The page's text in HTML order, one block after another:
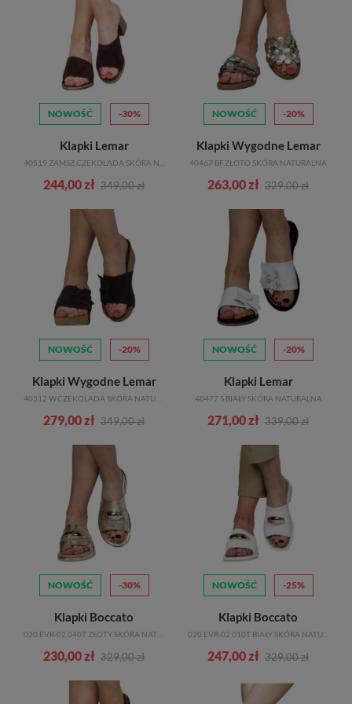
upałów. Nie musisz się martwić o sznurowadła czy zapięcia, wystarczy
wsunąć stopy w klapki i jesteś gotowa do wyjścia!
Klapki damskie są również bardzo wszechstronne, dostępne w różnych
stylach i wzorach. Od klasycznych, minimalistycznych modeli po bardziej
wyszukane i ozdobione, z pewnością znajdziesz klapki, które pasują do
Twojego gustu i stylu. Dodatkowo, wiele marek oferuje klapki w różnych
kolorach, co pozwala na dopasowanie ich do swojej garderoby. Klapki są
także praktyczne, gdyż łatwo je utrzymać w czystości i utrzymać w
dobrym stanie.
Wybór klapek na lato to nie tylko wybór wygody, ale także stylu. Możesz
eleganckie. Klapki pasują do letnich sukienek, spódnic, szortów czy nawet
kombinezonów. Dzięki nim Twoje lato nabierze niepowtarzalnego
charakteru i stylu. Nie wahaj się więc, sięgnij po klapki i ciesz się letnim
słońcem w komfortowym i modnym obuwiu.
Różne rodzaje klapków damskich
Na rynku dostępnych jest wiele różnych rodzajów klapków damskich,
które pasują do różnych stylów i okazji. Poznaj kilka popularnych
rodzajów klapków, które możesz znaleźć w naszym sklepie!
Eleganckie klapki damskie – stylowe i wygodne
Eleganckie klapki damskie to idealne rozwiązanie dla kobiet, które chcą
wyglądać stylowo, nie rezygnując jednocześnie z wygody. Te klapki
ozdobne paski czy delikatne zdobienia. Wykonane z wysokiej jakości
materiałów, zapewniają one komfort nawet podczas długiego noszenia.
Eleganckie klapki są doskonałe zarówno na letnie przyjęcia, jak i na
wieczorne wyjścia. Dodadzą one Twojej stylizacji elegancji i klasy.
Klapki damskie na koturnie
Klapki damskie na platformie to świetny wybór dla kobiet, które chcą
dodać sobie kilka centymetrów wzrostu, jednocześnie zachowując
komfort. Platforma sprawia, że chodzenie w takich klapkach jest
stabilniejsze, a stopa mniej obciążona. Dodatkowo, klapki na platformie
są modne i efektowne, dodając Twojej stylizacji wyjątkowego charakteru.
Możesz wybierać spośród różnych wysokości platformy i kolorów,
Klapki damskie na lato
NOWOŚĆ -30%
Klapki Lemar
244,00 zł 349,00 zł
NOWOŚĆ -20%
Klapki Wygodne Lemar
40467 BF.ZŁOTO SKÓRA NATURALNA
263,00 zł 329,00 zł
NOWOŚĆ -20%
Klapki Wygodne Lemar
40312 W.CZEKOLADA SKÓRA NATURALNA
279,00 zł 349,00 zł
NOWOŚĆ -20%
Klapki Lemar
40477 S.BIAŁY SKÓRA NATURALNA
271,00 zł 339,00 zł
NOWOŚĆ -30%
Klapki Boccato
020.EVR-02 040T ZŁOTY SKÓRA NATURALNA
230,00 zł 329,00 zł
NOWOŚĆ -25%
Klapki Boccato
020.EVR-02 010T BIAŁY SKÓRA NATURALNA
247,00 zł 329,00 zł